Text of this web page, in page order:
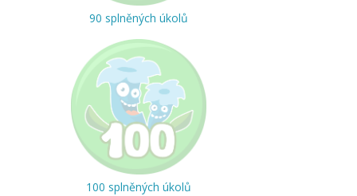
90 splněných úkolů
100 splněných úkolů